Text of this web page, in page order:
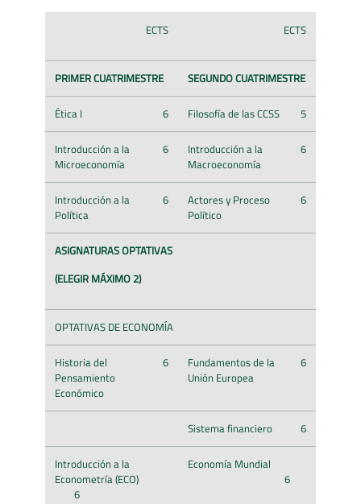
ECTS ECTS
PRIMER CUATRIMESTRE SEGUNDO CUATRIMESTRE
Ética I 6 Filosofía de las CCSS 5
Introducción a la
Microeconomía
6
Introducción a la
Macroeconomía
6
Introducción a la
Política
6
Actores y Proceso
Político
6
ASIGNATURAS OPTATIVAS
(ELEGIR MÁXIMO 2)
OPTATIVAS DE ECONOMÍA
Historia del
Pensamiento
Económico
6
Fundamentos de la
Unión Europea
6
Sistema financiero 6
Introducción a la
Econometría (ECO)
6
Economía Mundial
6